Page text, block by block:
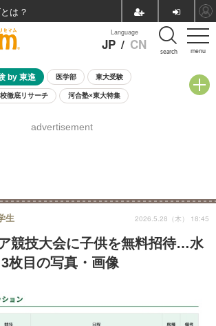
menu
Language
JP / CN search
by 東進 医学部 東大受験
徹底リサーチ 河合塾×東大特集
8月開催学校説明会・相談会
advertisement
競技大会に子供を無料招待…水
枚目の写真・画像
生 2026.5.28（木） 18:45